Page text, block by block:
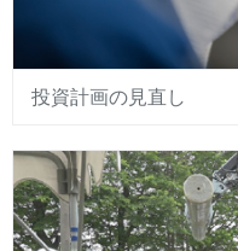
投資計画の見直し